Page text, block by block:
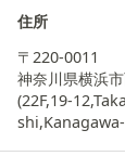
住所
〒220-0011
神奈川県横浜
(22F,19-